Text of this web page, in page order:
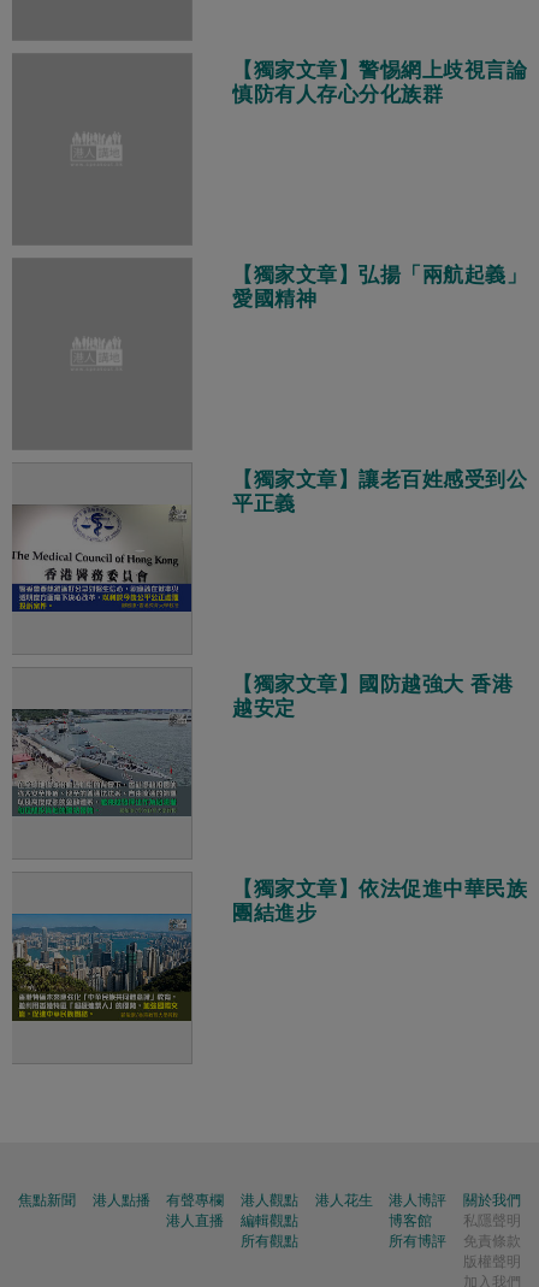
【獨家文章】警惕網上歧視言論
慎防有人存心分化族群
【獨家文章】弘揚「兩航起義」
愛國精神
【獨家文章】讓老百姓感受到公
平正義
【獨家文章】國防越強大 香港
越安定
【獨家文章】依法促進中華民族
團結進步
焦點新聞 港人點播
有聲專欄
港人直播
港人觀點
編輯觀點
所有觀點
港人花生
港人博評
博客館
所有博評
關於我們
私隱聲明
免責條款
版權聲明
加入我們